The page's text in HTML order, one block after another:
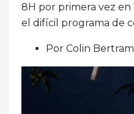
8H por primera vez en
el difícil programa de
Por Colin